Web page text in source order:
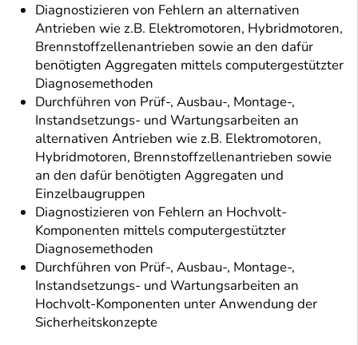
Diagnostizieren von Fehlern an alternativen
Antrieben wie z.B. Elektromotoren, Hybridmotoren,
Brennstoffzellenantrieben sowie an den dafür
benötigten Aggregaten mittels computergestützter
Diagnosemethoden
Durchführen von Prüf-, Ausbau-, Montage-,
Instandsetzungs- und Wartungsarbeiten an
alternativen Antrieben wie z.B. Elektromotoren,
Hybridmotoren, Brennstoffzellenantrieben sowie
an den dafür benötigten Aggregaten und
Einzelbaugruppen
Diagnostizieren von Fehlern an Hochvolt-
Komponenten mittels computergestützter
Diagnosemethoden
Durchführen von Prüf-, Ausbau-, Montage-,
Instandsetzungs- und Wartungsarbeiten an
Hochvolt-Komponenten unter Anwendung der
Sicherheitskonzepte